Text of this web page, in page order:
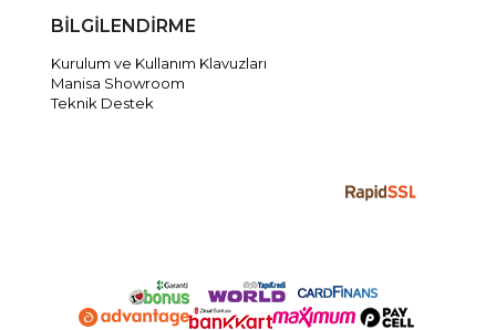
BİLGİLENDİRME
Kurulum ve Kullanım Klavuzları
Manisa Showroom
Teknik Destek